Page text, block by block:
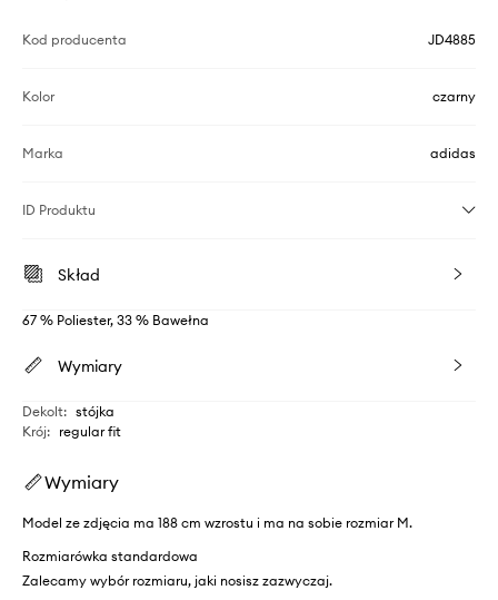
Kod producenta JD4885
Kolor czarny
Marka adidas
ID Produktu
Skład
67 % Poliester, 33 % Bawełna
Wymiary
Dekolt: stójka
Krój: regular fit
Wymiary
Model ze zdjęcia ma 188 cm wzrostu i ma na sobie rozmiar M.
Rozmiarówka standardowa
Zalecamy wybór rozmiaru, jaki nosisz zazwyczaj.